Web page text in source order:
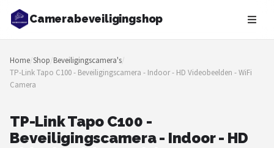
Camerabeveiligingshop
Zoeken
NAVIGATIE
Shop
Merken
Home/Shop/Beveiligingscamera's/
TP-Link Tapo C100 - Beveiligingscamera - Indoor - HD Videobeelden - WiFi
Camera
TP-Link Tapo C100 -
Beveiligingscamera - Indoor - HD